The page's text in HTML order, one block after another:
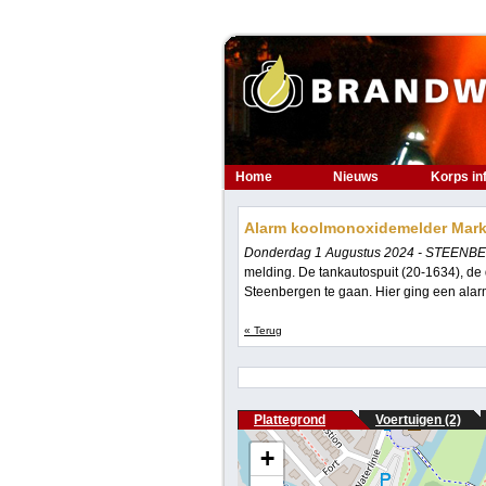
Home Nieuws Korps
Alarm koolmonoxidemelder
Donderdag 1 Augustus 2024 -
melding. De tankautospuit (20-1634),
Steenbergen te gaan. Hier ging een
« Terug
Plattegrond Voertuigen (2)
+